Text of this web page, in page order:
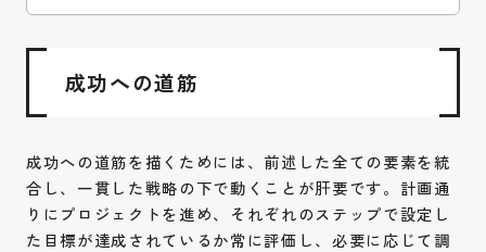
成功への道筋
成功への道筋を描くためには、前述した全ての要素を統
合し、一貫した戦略の下で動くことが肝要です。計画通
りにプロジェクトを進め、それぞれのステップで設定し
た目標が達成されているか常に評価し、必要に応じて調